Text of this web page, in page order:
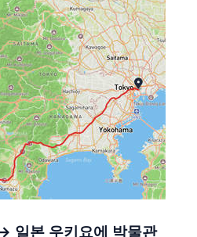
일본 우키요에 박물관